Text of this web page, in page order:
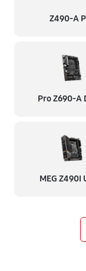
Z490-A
Pro Z690-A
MEG Z490I